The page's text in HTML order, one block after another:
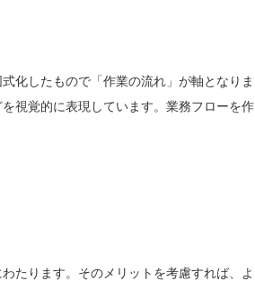
化したもので「作業の流れ」が軸となりま
視覚的に表現しています。業務フローを作
たります。そのメリットを考慮すれば、よ